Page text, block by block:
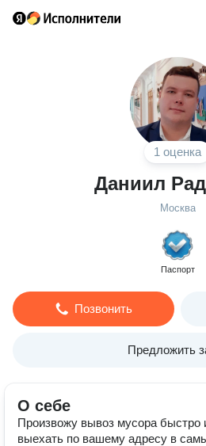
1 оценка
Даниил
Москва
Паспорт
Позвонить
Предложить
О себе
Произвожу вывоз мусора быстро
выехать по вашему адресу в